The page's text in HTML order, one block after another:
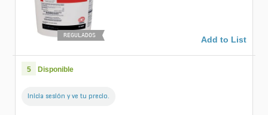
REGULADOS Add to List
5 Disponible
Inicia sesión y ve tu precio.